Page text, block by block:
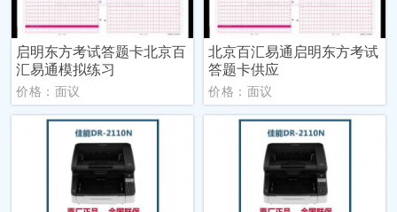
启明东方考试答题卡北京百
汇易通模拟练习
价格：面议
北京百汇易通启明东方考试
答题卡供应
价格：面议